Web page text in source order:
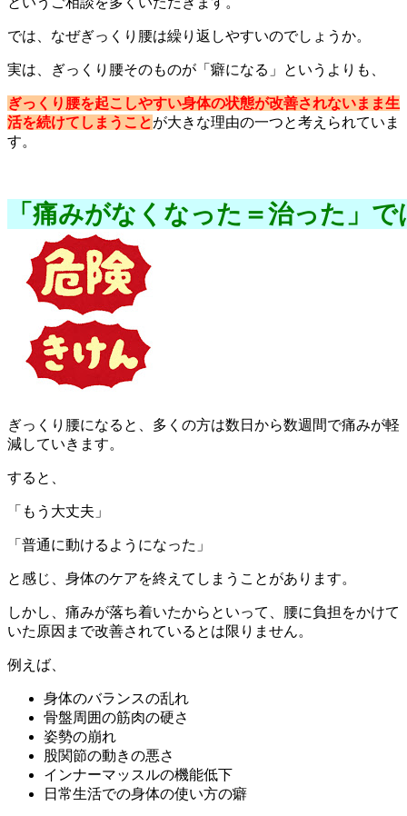
では、なぜぎっくり腰は繰り返しやすいのでしょうか。
実は、ぎっくり腰そのものが「癖になる」というよりも、
ぎっくり腰を起こしやすい身体の状態が改善されないまま生
活を続けてしまうことが大きな理由の一つと考えられていま
す。
「痛みがなくなった＝治った」
ぎっくり腰になると、多くの方は数日から数週間で痛みが軽
減していきます。
すると、
「もう大丈夫」
「普通に動けるようになった」
と感じ、身体のケアを終えてしまうことがあります。
しかし、痛みが落ち着いたからといって、腰に負担をかけて
いた原因まで改善されているとは限りません。
例えば、
身体のバランスの乱れ
骨盤周囲の筋肉の硬さ
姿勢の崩れ
股関節の動きの悪さ
インナーマッスルの機能低下
日常生活での身体の使い方の癖